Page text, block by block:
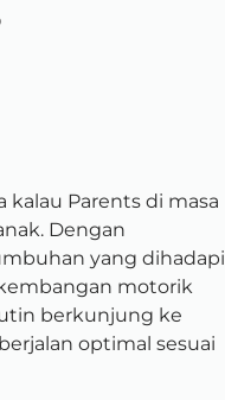
kalau Parents di masa
Dengan
yang dihadapi
motorik
berkunjung ke
optimal sesuai